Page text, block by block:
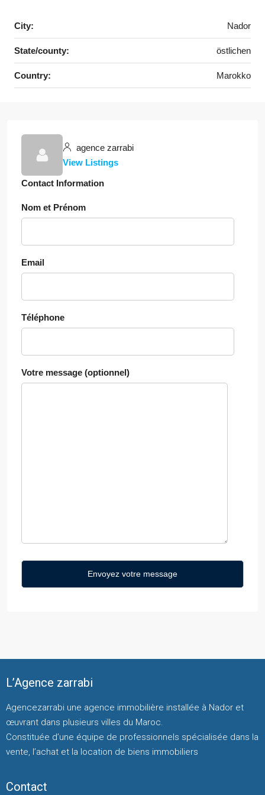
City: Nador
State/county: östlichen
Country: Marokko
agence zarrabi
View Listings
Contact Information
Nom et Prénom
Email
Téléphone
Votre message (optionnel)
L’Agence zarrabi
Agencezarrabi une agence immobilière installée à Nador et
œuvrant dans plusieurs villes du Maroc.
Constituée d’une équipe de professionnels spécialisée dans la
vente, l’achat et la location de biens immobiliers
Contact